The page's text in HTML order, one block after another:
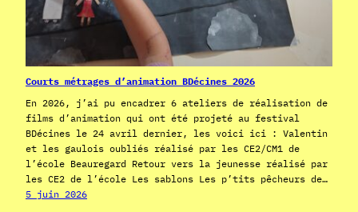
Courts métrages d’animation BDécines 2026
En 2026, j’ai pu encadrer 6 ateliers de réalisation de
films d’animation qui ont été projeté au festival
BDécines le 24 avril dernier, les voici ici : Valentin
et les gaulois oubliés réalisé par les CE2/CM1 de
l’école Beauregard Retour vers la jeunesse réalisé par
les CE2 de l’école Les sablons Les p’tits pêcheurs de…
5 juin 2026